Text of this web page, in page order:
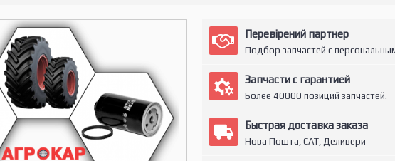
Перевірений партнер
Подбор запчастей с
Запчасти с гарантией
Более 40000 позиций запчастей.
Быстрая доставка заказа
Нова Пошта, САТ, Деливери